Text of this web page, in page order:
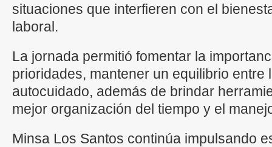
situaciones que interfieren con el
laboral.
La jornada permitió fomentar la
prioridades, mantener un equilibrio
autocuidado, además de brindar
mejor organización del tiempo y el
Minsa Los Santos continúa impulsando